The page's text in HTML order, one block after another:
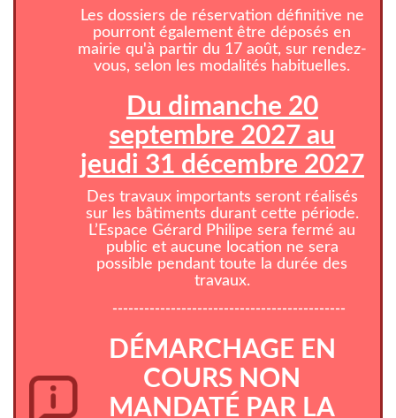
Les dossiers de réservation définitive ne
pourront également être déposés en
mairie qu'à partir du 17 août, sur rendez-
vous, selon les modalités habituelles.
Du dimanche 20
septembre 2027 au
jeudi 31 décembre 2027
Des travaux importants seront réalisés
sur les bâtiments durant cette période.
L’Espace Gérard Philipe sera fermé au
public et aucune location ne sera
possible pendant toute la durée des
travaux.
--------------------------------------------
DÉMARCHAGE EN
COURS NON
MANDATÉ PAR LA